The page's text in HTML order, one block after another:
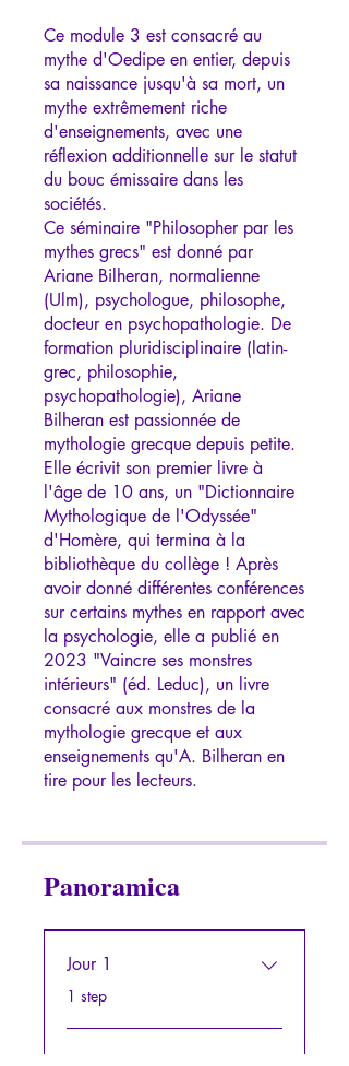
Ce module 3 est consacré au
mythe d'Oedipe en entier, depuis
sa naissance jusqu'à sa mort, un
mythe extrêmement riche
d'enseignements, avec une
réflexion additionnelle sur le statut
du bouc émissaire dans les
sociétés.
Ce séminaire "Philosopher par les
mythes grecs" est donné par
Ariane Bilheran, normalienne
(Ulm), psychologue, philosophe,
docteur en psychopathologie. De
formation pluridisciplinaire (latin-
grec, philosophie,
psychopathologie), Ariane
Bilheran est passionnée de
mythologie grecque depuis petite.
Elle écrivit son premier livre à
l'âge de 10 ans, un "Dictionnaire
Mythologique de l'Odyssée"
d'Homère, qui termina à la
bibliothèque du collège ! Après
avoir donné différentes conférences
sur certains mythes en rapport avec
la psychologie, elle a publié en
2023 "Vaincre ses monstres
intérieurs" (éd. Leduc), un livre
consacré aux monstres de la
mythologie grecque et aux
enseignements qu'A. Bilheran en
tire pour les lecteurs.
Panoramica
Jour 1
.1 step